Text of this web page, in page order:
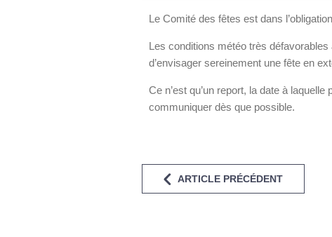
Le Comité des fêtes est dans
Les conditions météo très
d’envisager sereinement une fête en
Ce n’est qu’un report, la date à
communiquer dès que possible.
ARTICLE PRÉCÉDENT